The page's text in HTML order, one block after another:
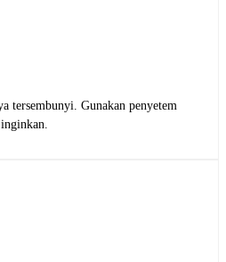
tersembunyi. Gunakan penyetem